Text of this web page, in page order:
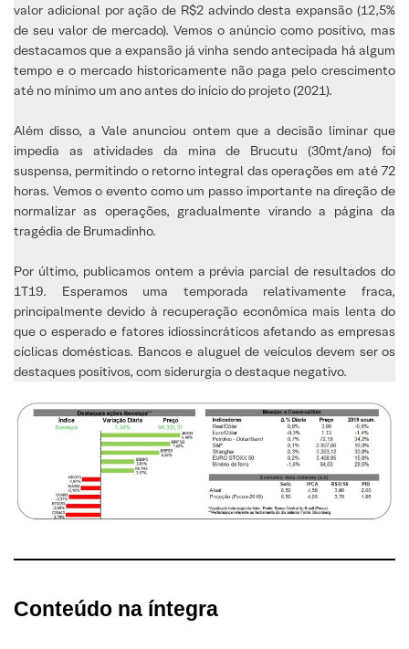
valor adicional por ação de R$2 advindo desta expansão (12,5%
de seu valor de mercado). Vemos o anúncio como positivo, mas
destacamos que a expansão já vinha sendo antecipada há algum
tempo e o mercado historicamente não paga pelo crescimento
até no mínimo um ano antes do início do projeto (2021).
Além disso, a Vale anunciou ontem que a decisão liminar que
impedia as atividades da mina de Brucutu (30mt/ano) foi
suspensa, permitindo o retorno integral das operações em até 72
horas. Vemos o evento como um passo importante na direção de
normalizar as operações, gradualmente virando a página da
tragédia de Brumadinho.
Por último, publicamos ontem a prévia parcial de resultados do
1T19. Esperamos uma temporada relativamente fraca,
principalmente devido à recuperação econômica mais lenta do
que o esperado e fatores idiossincráticos afetando as empresas
cíclicas domésticas. Bancos e aluguel de veículos devem ser os
destaques positivos, com siderurgia o destaque negativo.
Conteúdo na íntegra